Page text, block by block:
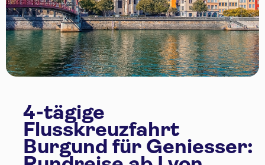
4-tägige
Flusskreuzfahrt
Burgund für Geniesser: